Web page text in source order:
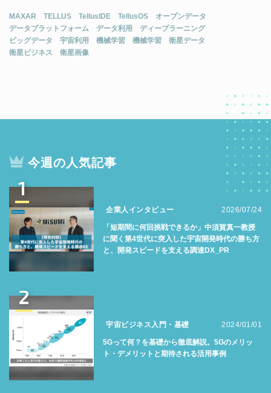
MAXAR TELLUS TellusIDE TellusOS
オープンデータ
データプラットフォーム
データ利用
ディープラーニング
ビッグデータ
宇宙利用 機械学習 機械学習
衛星データ
衛星ビジネス
衛星画像
今週の人気記事
1
企業人インタビュー 2026/07/24
「短期間に何回挑戦できるか」中須賀真一教授
に聞く第4世代に突入した宇宙開発時代の勝ち方
と、開発スピードを支える調達DX_PR
2
宇宙ビジネス入門・基礎 2024/01/01
5Gって何？を基礎から徹底解説。5Gのメリッ
ト・デメリットと期待される活用事例